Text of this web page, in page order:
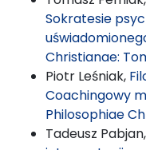
Sokratesie
Christianae:
Piotr Leśniak,
Coachingowy
Philosophiae
Tadeusz Pabjan,